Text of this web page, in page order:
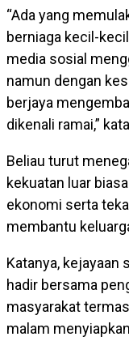
“Ada yang
berniaga kecil-
media sosial
namun dengan
berjaya
dikenali ramai,”
Beliau turut
kekuatan luar
ekonomi serta
membantu
Katanya, kejayaan
hadir bersama
masyarakat
malam